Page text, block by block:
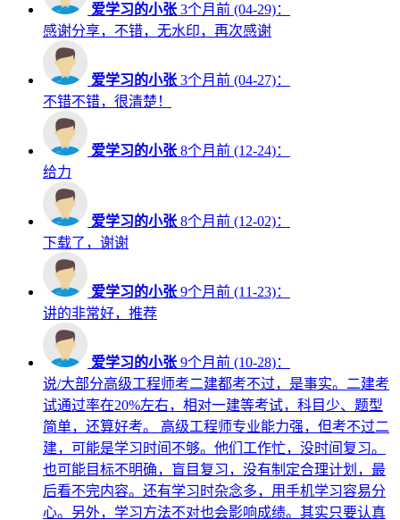
爱学习的小张 3个月前 (04-29)：
感谢分享，不错，无水印，再次感谢
爱学习的小张 3个月前 (04-27)：
不错不错，很清楚！
爱学习的小张 8个月前 (12-24)：
给力
爱学习的小张 8个月前 (12-02)：
下载了，谢谢
爱学习的小张 9个月前 (11-23)：
讲的非常好，推荐
爱学习的小张 9个月前 (10-28)：
说/大部分高级工程师考二建都考不过，是事实。二建考
试通过率在20%左右，相对一建等考试，科目少、题型
简单，还算好考。 高级工程师专业能力强，但考不过二
建，可能是学习时间不够。他们工作忙，没时间复习。
也可能目标不明确，盲目复习，没有制定合理计划，最
后看不完内容。还有学习时杂念多，用手机学习容易分
心。另外，学习方法不对也会影响成绩。其实只要认真